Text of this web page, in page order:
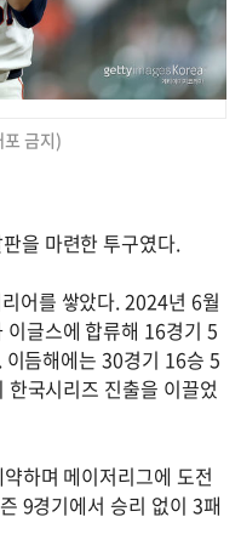
금지)
을 마련한 투구였다.
어를 쌓았다. 2024년 6월
글스에 합류해 16경기 5
듬해에는 30경기 16승 5
국시리즈 진출을 이끌었
하며 메이저리그에 도전
9경기에서 승리 없이 3패